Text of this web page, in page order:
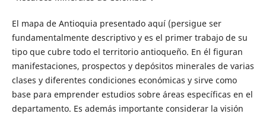
El mapa de Antioquia presentado aquí (persigue ser
fundamentalmente descriptivo y es el primer trabajo de su
tipo que cubre todo el territorio antioqueño. En él figuran
manifestaciones, prospectos y depósitos minerales de varias
clases y diferentes condiciones económicas y sirve como
base para emprender estudios sobre áreas específicas en el
departamento. Es además importante considerar la visión